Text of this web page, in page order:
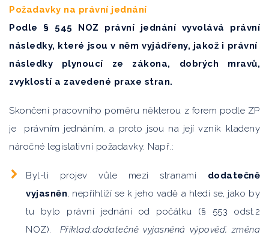
Požadavky na právní jednání
Podle § 545 NOZ právní jednání vyvolává právní
následky, které jsou v něm vyjádřeny, jakož i právní
následky plynoucí ze zákona, dobrých mravů,
zvyklostí a zavedené praxe stran.
Skončení pracovního poměru některou z forem podle ZP
je právním jednáním, a proto jsou na její vznik kladeny
náročné legislativní požadavky. Např.:
Byl-li projev vůle mezi stranami dodatečně
vyjasněn, nepřihlíží se k jeho vadě a hledí se, jako by
tu bylo právní jednání od počátku (§ 553 odst.2
NOZ). Příklad:dodatečně vyjasněná výpověď, změna